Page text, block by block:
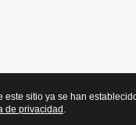
sitio ya se han
de privacidad .